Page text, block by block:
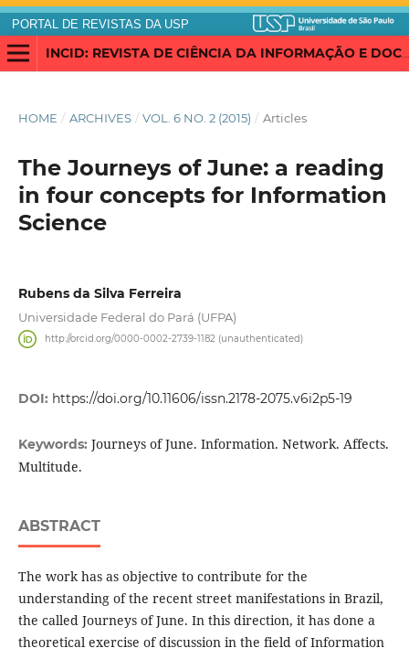
PORTAL DE REVISTAS DA USP
INCID: REVISTA DE CIÊNCIA DA INFORMAÇÃO E DOCUMENTAÇÃO
HOME / ARCHIVES / VOL. 6 NO. 2 (2015) / Articles
The Journeys of June: a reading
in four concepts for Information
Science
Rubens da Silva Ferreira
Universidade Federal do Pará (UFPA)
http://orcid.org/0000-0002-2739-1182 (unauthenticated)
DOI: https://doi.org/10.11606/issn.2178-2075.v6i2p5-19
Keywords: Journeys of June. Information. Network. Affects.
Multitude.
ABSTRACT
The work has as objective to contribute for the
understanding of the recent street manifestations in Brazil,
the called Journeys of June. In this direction, it has done a
theoretical exercise of discussion in the field of Information